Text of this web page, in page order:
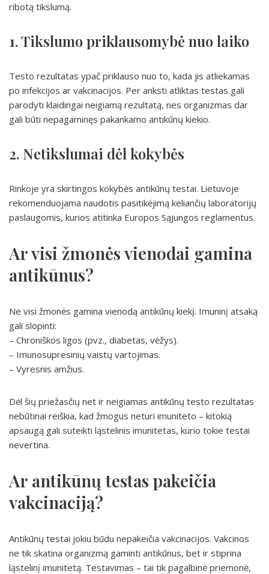
ribotą tikslumą.
1. Tikslumo priklausomybė nuo laiko
Testo rezultatas ypač priklauso nuo to, kada jis atliekamas
po infekcijos ar vakcinacijos. Per anksti atliktas testas gali
parodyti klaidingai neigiamą rezultatą, nes organizmas dar
gali būti nepagaminęs pakankamo antikūnų kiekio.
2. Netikslumai dėl kokybės
Rinkoje yra skirtingos kokybės antikūnų testai. Lietuvoje
rekomenduojama naudotis pasitikėjimą keliančių laboratorijų
paslaugomis, kurios atitinka Europos Sąjungos reglamentus.
Ar visi žmonės vienodai gamina
antikūnus?
Ne visi žmonės gamina vienodą antikūnų kiekį. Imuninį atsaką
gali slopinti:
– Chroniškos ligos (pvz., diabetas, vėžys).
– Imunosupresinių vaistų vartojimas.
– Vyresnis amžius.
Dėl šių priežasčių net ir neigiamas antikūnų testo rezultatas
nebūtinai reiškia, kad žmogus neturi imuniteto – kitokią
apsaugą gali suteikti ląstelinis imunitetas, kurio tokie testai
nevertina.
Ar antikūnų testas pakeičia
vakcinaciją?
Antikūnų testai jokiu būdu nepakeičia vakcinacijos. Vakcinos
ne tik skatina organizmą gaminti antikūnus, bet ir stiprina
ląstelinį imunitetą. Testavimas – tai tik pagalbinė priemonė,